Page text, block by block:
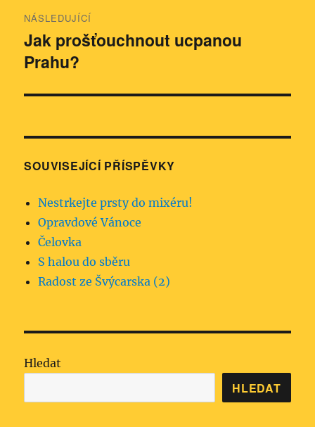
NÁSLEDUJÍCÍ
Následující
příspěvek:
Jak prošťouchnout ucpanou
Prahu?
SOUVISEJÍCÍ PŘÍSPĚVKY
Nestrkejte prsty do mixéru!
Opravdové Vánoce
Čelovka
S halou do sběru
Radost ze Švýcarska (2)
Hledat
HLEDAT